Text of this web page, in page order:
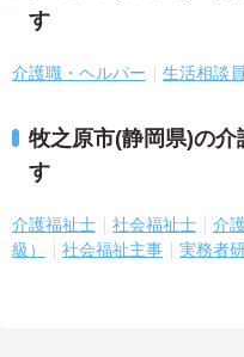
す
介護職・ヘルパー 生活相談員
牧之原市(静岡県)の
す
介護福祉士 社会福祉士
介
級）
社会福祉主事 実務者